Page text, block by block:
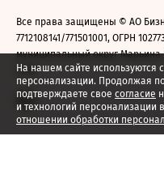
На нашем сайте используются
персонализации. Продолжая
подтверждаете свое согласие
и технологий персонализации
отношении обработки
Все права защищены © АО
7712108141/771501001, ОГРН
муниципальный округ Марьина
2026